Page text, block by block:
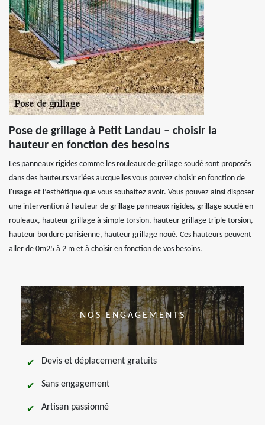
Pose de grillage à Petit Landau – choisir la
hauteur en fonction des besoins
Les panneaux rigides comme les rouleaux de grillage soudé sont proposés
dans des hauteurs variées auxquelles vous pouvez choisir en fonction de
l'usage et l’esthétique que vous souhaitez avoir. Vous pouvez ainsi disposer
une intervention à hauteur de grillage panneaux rigides, grillage soudé en
rouleaux, hauteur grillage à simple torsion, hauteur grillage triple torsion,
hauteur bordure parisienne, hauteur grillage noué. Ces hauteurs peuvent
aller de 0m25 à 2 m et à choisir en fonction de vos besoins.
NOS ENGAGEMENTS
Devis et déplacement gratuits
Sans engagement
Artisan passionné